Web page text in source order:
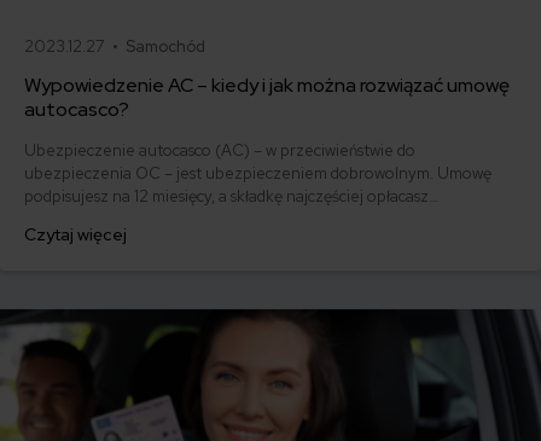
2023.12.27 • Samochód
Wypowiedzenie AC – kiedy i jak można rozwiązać umowę
autocasco?
Ubezpieczenie autocasco (AC) – w przeciwieństwie do
ubezpieczenia OC – jest ubezpieczeniem dobrowolnym. Umowę
podpisujesz na 12 miesięcy, a składkę najczęściej opłacasz
ofertę lub zdecydowałeś się sprzedać samochód w trakcie trwania
Czytaj więcej